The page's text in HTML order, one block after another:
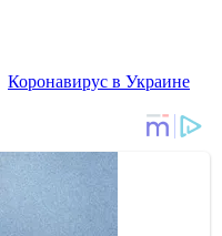
Коронавирус в Украине